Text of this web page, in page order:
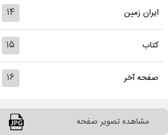
ایران زمین ۱۴
کتاب ۱۵
صفحه آخر ۱۶
مشاهده تصویر صفحه